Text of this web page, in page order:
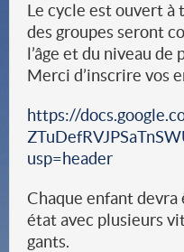
Le cycle est ouvert à
des groupes seront
l’âge et du niveau de
Merci d’inscrire vos
https://
usp=header
Chaque enfant devra
état avec plusieurs
gants.